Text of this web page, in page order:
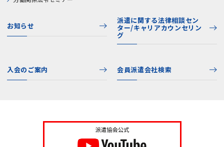
お知らせ
派遣に関する法律相談セン
ター/キャリアカウンセリン
グ
入会のご案内 会員派遣会社検索